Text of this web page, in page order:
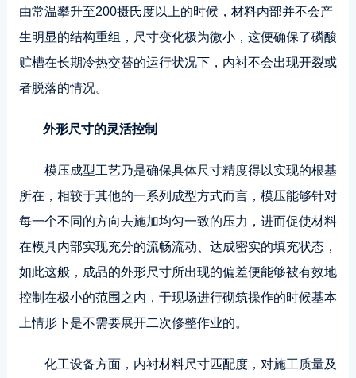
由常温攀升至200摄氏度以上的时候，材料内部并不会产
生明显的结构重组，尺寸变化极为微小，这便确保了磷酸
贮槽在长期冷热交替的运行状况下，内衬不会出现开裂或
者脱落的情况。
外形尺寸的灵活控制
模压成型工艺乃是确保具体尺寸精度得以实现的根基
所在，相较于其他的一系列成型方式而言，模压能够针对
每一个不同的方向去施加均匀一致的压力，进而促使材料
在模具内部实现充分的流畅流动、达成密实的填充状态，
如此这般，成品的外形尺寸所出现的偏差便能够被有效地
控制在极小的范围之内，于现场进行砌筑操作的时候基本
上情形下是不需要展开二次修整作业的。
化工设备方面，内衬材料尺寸匹配度，对施工质量及